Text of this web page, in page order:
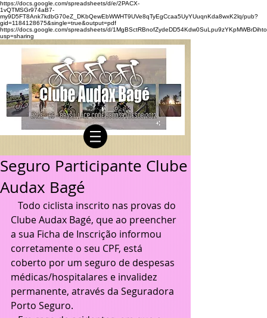
https://docs.google.com/spreadsheets/d/e/2PACX-
1vQTMSGr974aB7-
my9D5FT8Ank7kdbG70eZ_DKbQewEbWWHT9UVe8qTyEgCcaa5UyYUuqnKda8wxK2lq/pub?
gid=1184128675&single=true&output=pdf
https://docs.google.com/spreadsheets/d/
usp=sharing
Seguro Participante Clube
Audax Bagé
Clube Audax Bagé, que ao preencher
a sua Ficha de Inscrição informou
corretamente o seu CPF, está
coberto por um seguro de despesas
médicas/hospitalares e invalidez
permanente, através da Seguradora
Porto Seguro.